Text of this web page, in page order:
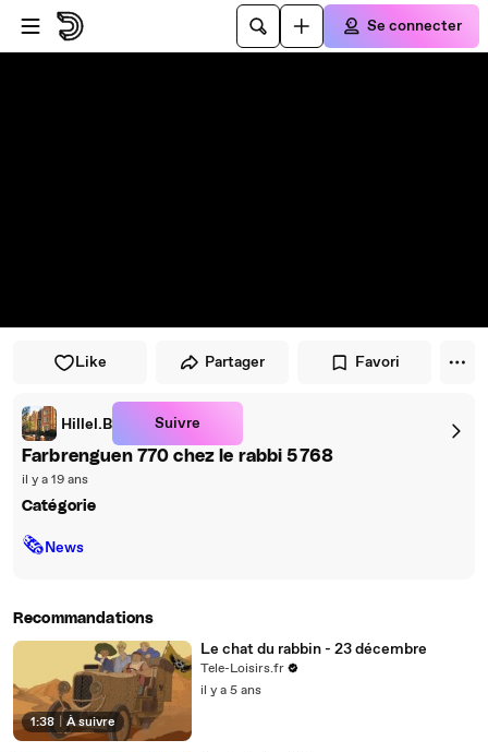
Passer au player
Passer au contenu principal
Se connecter
Like Partager Favori
Hillel.B Suivre
Farbrenguen 770 chez le rabbi 5768
il y a 19 ans
Catégorie
🗞News
Recommandations
1:38 À suivre
Le chat du rabbin - 23 décembre
Tele-Loisirs.fr
il y a 5 ans